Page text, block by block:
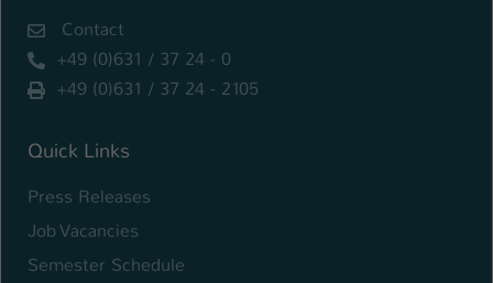
Contact
+49 (0)631 / 37 24 - 0
+49 (0)631 / 37 24 - 2105
Quick Links
Press Releases
Job Vacancies
Semester Schedule